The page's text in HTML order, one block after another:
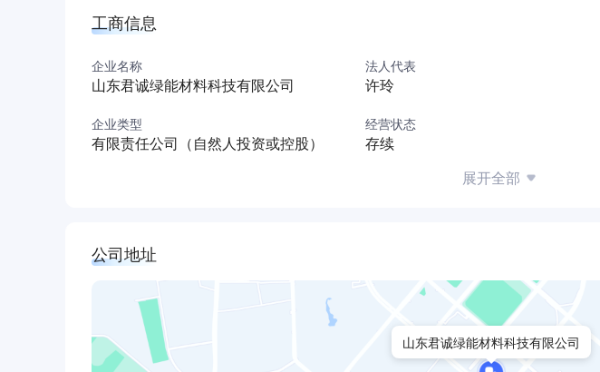
凭借扎实的产业基础与前瞻性技术布局，企业持续推动绿色制造升级，先后获
新能源材料领域的专业实力与可持续发展潜力。
（本介绍由DeepSeek AI智能生成，仅供参考）
工商信息
企业名称
山东君诚绿能材料科技有限公司
法人代表
许玲
企业类型
有限责任公司（自然人投资或控股）
经营状态
存续
展开全部
公司地址
山东君诚绿能材料科技有限公司